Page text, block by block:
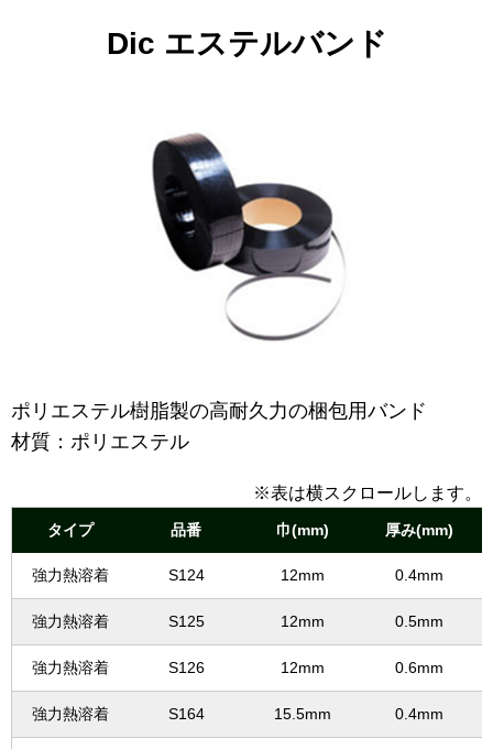
Dic エステルバンド
ポリエステル樹脂製の高耐久力の梱包用バンド
材質：ポリエステル
※表は横スクロールします。
タイプ 品番 巾(mm) 厚み(mm)
強力熱溶着 S124 12mm 0.4mm
強力熱溶着 S125 12mm 0.5mm
強力熱溶着 S126 12mm 0.6mm
強力熱溶着 S164 15.5mm 0.4mm